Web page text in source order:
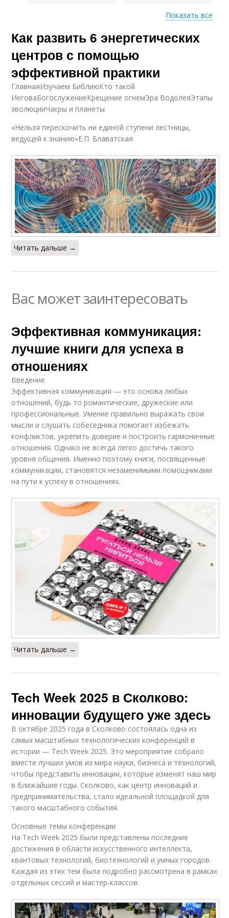
Чакры для развития
Состояние для
развития
Показать все
Как развить 6 энергетических
центров с помощью
эффективной практики
ГлавнаяИзучаем БиблиюКто такой
ИеговаБогослужениеКрещение огнемЭра ВодолеяЭтапы
эволюцииЧакры и планеты
«Нельзя перескочить ни единой ступени лестницы,
ведущей к знанию»Е.П. Блаватская
Читать дальше →
Вас может заинтересовать
Эффективная коммуникация:
лучшие книги для успеха в
отношениях
Введение
Эффективная коммуникация — это основа любых
отношений, будь то романтические, дружеские или
профессиональные. Умение правильно выражать свои
мысли и слушать собеседника помогает избежать
конфликтов, укрепить доверие и построить гармоничные
отношения. Однако не всегда легко достичь такого
уровня общения. Именно поэтому книги, посвященные
коммуникации, становятся незаменимыми помощниками
на пути к успеху в отношениях.
Читать дальше →
Tech Week 2025 в Сколково:
инновации будущего уже здесь
В октябре 2025 года в Сколково состоялась одна из
самых масштабных технологических конференций в
истории — Tech Week 2025. Это мероприятие собрало
вместе лучших умов из мира науки, бизнеса и технологий,
чтобы представить инновации, которые изменят наш мир
в ближайшие годы. Сколково, как центр инноваций и
предпринимательства, стало идеальной площадкой для
такого масштабного события.
Основные темы конференции
На Tech Week 2025 были представлены последние
достижения в области искусственного интеллекта,
квантовых технологий, биотехнологий и умных городов.
Каждая из этих тем была подробно рассмотрена в рамках
отдельных сессий и мастер-классов.